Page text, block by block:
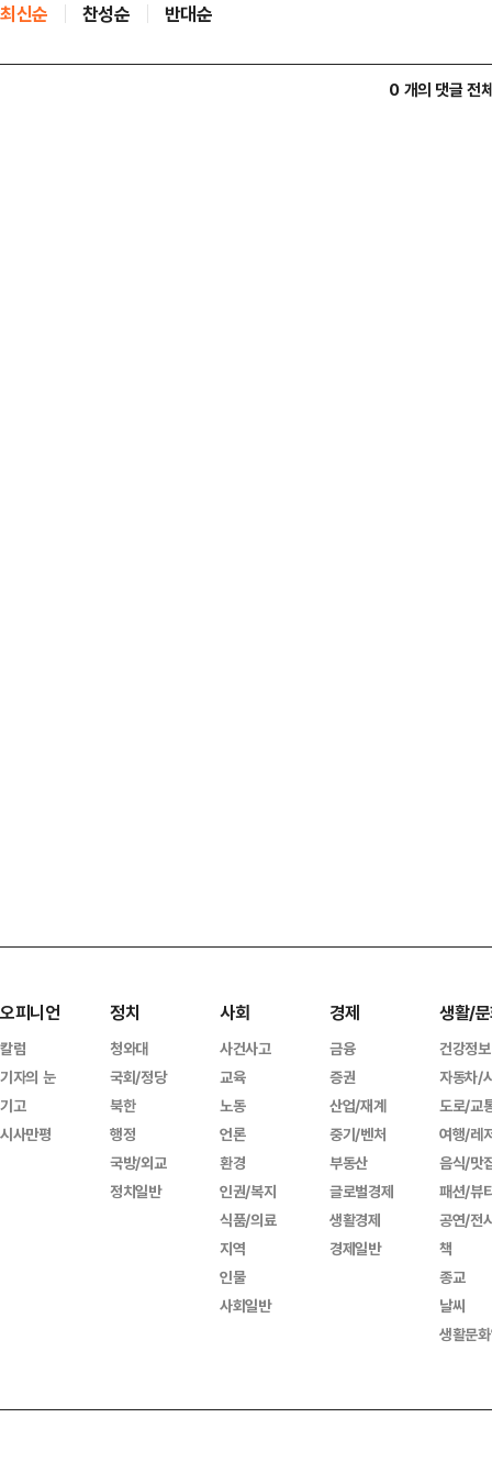
최신순 찬성순 반대순
0 개의 댓글 전
오피니언
칼럼
기자의 눈
기고
시사만평
정치
청와대
국회/정당
북한
행정
국방/외교
정치일반
사회
사건사고
교육
노동
언론
환경
인권/복지
식품/의료
지역
인물
사회일반
경제
금융
증권
산업/재계
중기/벤처
부동산
글로벌경제
생활경제
경제일반
생활/
건강정보
자동차/
도로/교
여행/레
음식/맛
패션/뷰
공연/전
책
종교
날씨
생활문